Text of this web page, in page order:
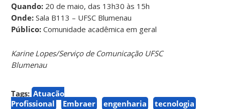
Quando: 20 de maio, das 13h30 às 15h
Onde: Sala B113 – UFSC Blumenau
Público: Comunidade acadêmica em geral
Karine Lopes/Serviço de Comunicação UFSC
Blumenau
Tags: Atuação
Profissional
Embraer engenharia tecnologia